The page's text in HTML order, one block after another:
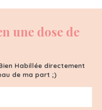
une dose de
Habillée directement
de ma part ;)